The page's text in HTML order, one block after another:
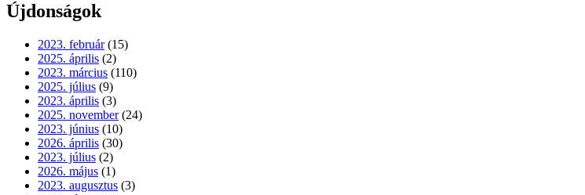
Újdonságok
2023. február (15)
2025. április (2)
2023. március (110)
2025. július (9)
2023. április (3)
2025. november (24)
2023. június (10)
2026. április (30)
2023. július (2)
2026. május (1)
2023. augusztus (3)